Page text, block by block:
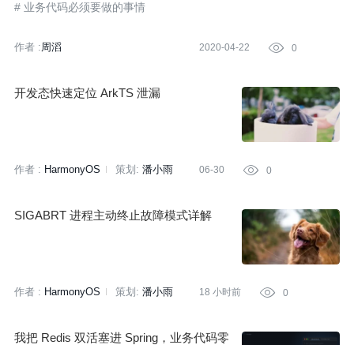
# 业务代码必须要做的事情
作者 :周滔 2020-04-22  0
开发态快速定位 ArkTS 泄漏
作者 : HarmonyOS 策划: 潘小雨 06-30  0
SIGABRT 进程主动终止故障模式详解
作者 : HarmonyOS 策划: 潘小雨 18 小时前  0
我把 Redis 双活塞进 Spring，业务代码零